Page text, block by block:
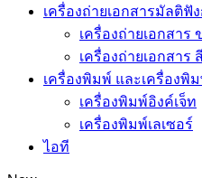
เครื่องถ่ายเอกสารมัลติฟั
เครื่องถ่ายเอกสาร
เครื่องถ่ายเอกสาร
เครื่องพิมพ์ และเครื่องพิ
เครื่องพิมพ์อิงค์เจ็ท
เครื่องพิมพ์เลเซอร์
ไอที